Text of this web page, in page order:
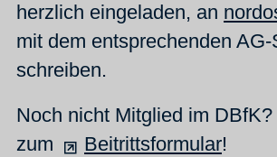
herzlich eingeladen, an
mit dem entsprechenden
schreiben.
Noch nicht Mitglied im
zum
Beitrittsformular!